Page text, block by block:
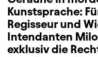
Kunstsprache:
Regisseur und
Intendanten Milo
exklusiv die